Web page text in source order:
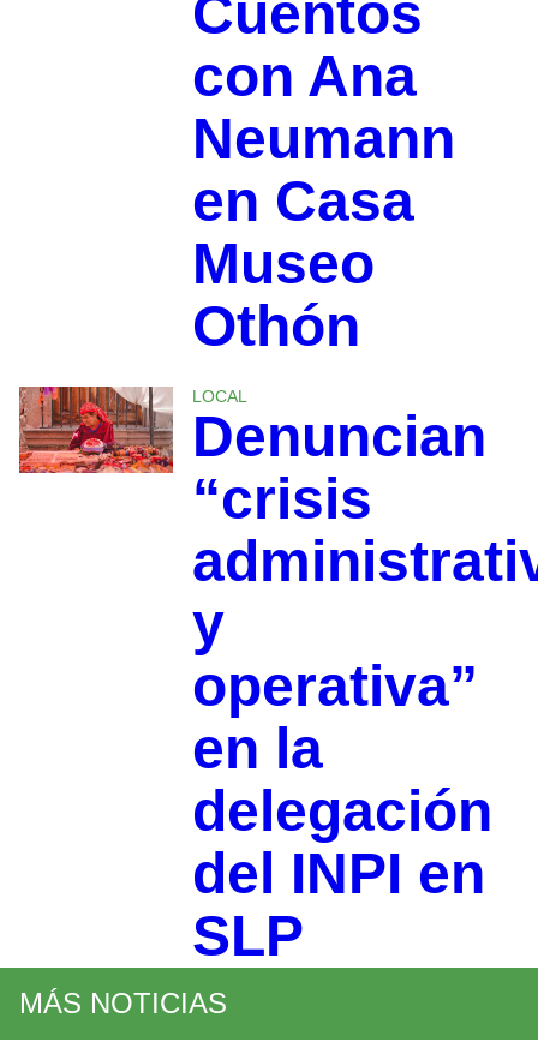
Cuentos
con Ana
Neumann
en Casa
Museo
Othón
LOCAL
Denuncian
“crisis
y
operativa”
en la
delegación
del INPI en
SLP
MÁS NOTICIAS